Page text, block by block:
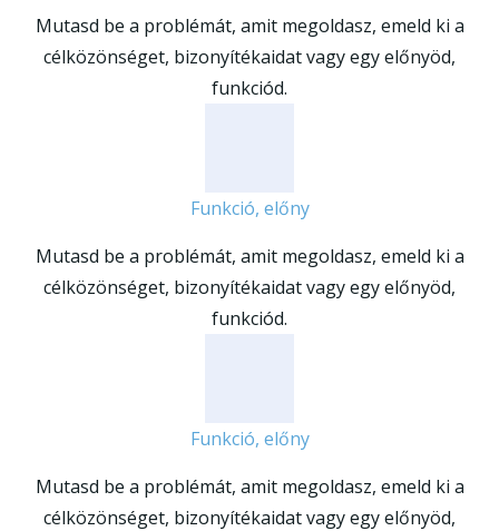
Mutasd be a problémát, amit megoldasz, emeld ki a
célközönséget, bizonyítékaidat vagy egy előnyöd,
funkciód.
Funkció, előny
Mutasd be a problémát, amit megoldasz, emeld ki a
célközönséget, bizonyítékaidat vagy egy előnyöd,
funkciód.
Funkció, előny
Mutasd be a problémát, amit megoldasz, emeld ki a
célközönséget, bizonyítékaidat vagy egy előnyöd,